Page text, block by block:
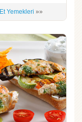
Et Yemekleri »»